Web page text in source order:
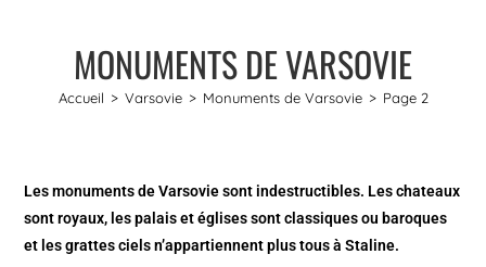
MONUMENTS DE VARSOVIE
Accueil > Varsovie > Monuments de Varsovie > Page 2
Les monuments de Varsovie sont indestructibles. Les chateaux
sont royaux, les palais et églises sont classiques ou baroques
et les grattes ciels n’appartiennent plus tous à Staline.